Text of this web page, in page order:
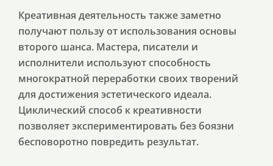
Креативная деятельность также заметно
получают пользу от использования основы
второго шанса. Мастера, писатели и
исполнители используют способность
многократной переработки своих творений
для достижения эстетического идеала.
Циклический способ к креативности
позволяет экспериментировать без боязни
бесповоротно повредить результат.